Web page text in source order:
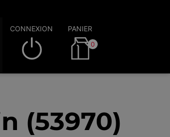
CONNEXION PANIER
0
(53970)